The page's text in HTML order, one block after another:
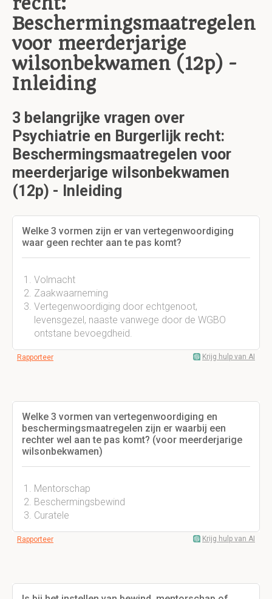
Beschermingsmaatregelen
voor meerderjarige
wilsonbekwamen (12p) -
Inleiding
3 belangrijke vragen over
Psychiatrie en Burgerlijk recht:
Beschermingsmaatregelen voor
meerderjarige wilsonbekwamen
(12p) - Inleiding
Welke 3 vormen zijn er van vertegenwoordiging
waar geen rechter aan te pas komt?
Volmacht
Zaakwaarneming
Vertegenwoordiging door echtgenoot,
levensgezel, naaste vanwege door de WGBO
ontstane bevoegdheid.
Rapporteer Krijg hulp van AI
Welke 3 vormen van vertegenwoordiging en
beschermingsmaatregelen zijn er waarbij een
rechter wel aan te pas komt? (voor meerderjarige
wilsonbekwamen)
Mentorschap
Beschermingsbewind
Curatele
Rapporteer Krijg hulp van AI